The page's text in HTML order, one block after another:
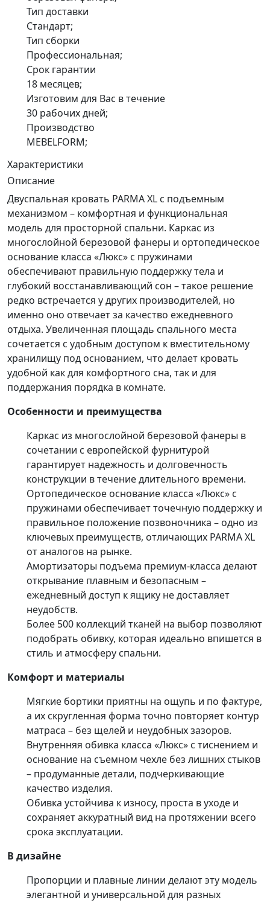
Тип доставки
Стандарт;
Тип сборки
Профессиональная;
Срок гарантии
18 месяцев;
Изготовим для Вас в течение
30 рабочих дней;
Производство
MEBELFORM;
Характеристики
Описание
Двуспальная кровать PARMA XL с подъемным
механизмом – комфортная и функциональная
модель для просторной спальни. Каркас из
многослойной березовой фанеры и ортопедическое
основание класса «Люкс» с пружинами
обеспечивают правильную поддержку тела и
глубокий восстанавливающий сон – такое решение
редко встречается у других производителей, но
именно оно отвечает за качество ежедневного
отдыха. Увеличенная площадь спального места
сочетается с удобным доступом к вместительному
хранилищу под основанием, что делает кровать
удобной как для комфортного сна, так и для
поддержания порядка в комнате.
Особенности и преимущества
Каркас из многослойной березовой фанеры в
сочетании с европейской фурнитурой
гарантирует надежность и долговечность
конструкции в течение длительного времени.
Ортопедическое основание класса «Люкс» с
пружинами обеспечивает точечную поддержку и
правильное положение позвоночника – одно из
ключевых преимуществ, отличающих PARMA XL
от аналогов на рынке.
Амортизаторы подъема премиум-класса делают
открывание плавным и безопасным –
ежедневный доступ к ящику не доставляет
неудобств.
Более 500 коллекций тканей на выбор позволяют
подобрать обивку, которая идеально впишется в
стиль и атмосферу спальни.
Комфорт и материалы
Мягкие бортики приятны на ощупь и по фактуре,
а их скругленная форма точно повторяет контур
матраса – без щелей и неудобных зазоров.
Внутренняя обивка класса «Люкс» с тиснением и
основание на съемном чехле без лишних стыков
– продуманные детали, подчеркивающие
качество изделия.
Обивка устойчива к износу, проста в уходе и
сохраняет аккуратный вид на протяжении всего
срока эксплуатации.
В дизайне
Пропорции и плавные линии делают эту модель
элегантной и универсальной для разных